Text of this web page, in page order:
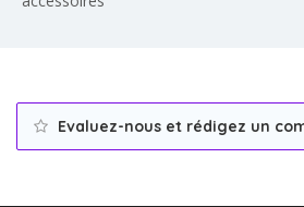
Evaluez-nous et rédigez un